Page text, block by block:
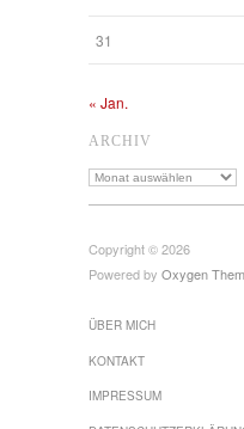
31
« Jan.
ARCHIV
Archiv
Copyright © 2026
Powered by Oxygen
ÜBER MICH
KONTAKT
IMPRESSUM